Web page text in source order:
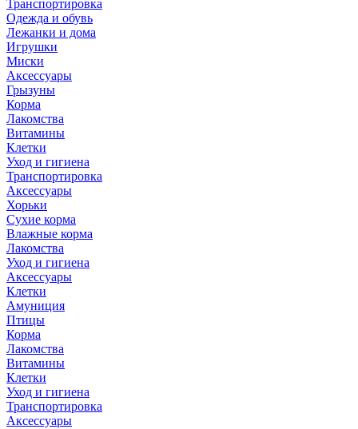
Транспортировка
Одежда и обувь
Лежанки и дома
Игрушки
Миски
Аксессуары
Грызуны
Корма
Лакомства
Витамины
Клетки
Уход и гигиена
Транспортировка
Аксессуары
Хорьки
Сухие корма
Влажные корма
Лакомства
Уход и гигиена
Аксессуары
Клетки
Амуниция
Птицы
Корма
Лакомства
Витамины
Клетки
Уход и гигиена
Транспортировка
Аксессуары